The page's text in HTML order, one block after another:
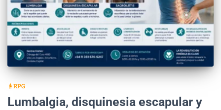
🧍RPG
Lumbalgia, disquinesia escapular y